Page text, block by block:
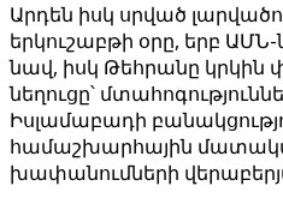
Արդեն իսկ սրված
երկուշաբթի օրը, երբ
նավ, իսկ Թեհրանը կրկին
նեղուցը՝
Իսլամաբադի
համաշխարհային
խափանումների